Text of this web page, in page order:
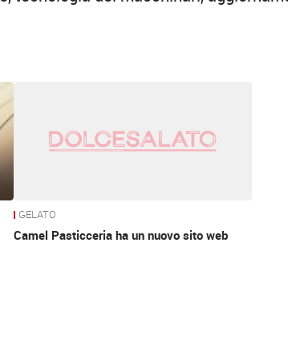
GELATO
Camel Pasticceria ha un nuovo sito web